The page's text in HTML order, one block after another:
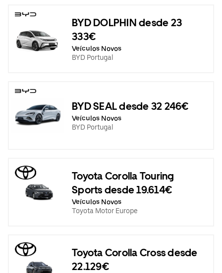
BYD DOLPHIN desde 23
333€
Veículos Novos
BYD Portugal
BYD SEAL desde 32 246€
Veículos Novos
BYD Portugal
Toyota Corolla Touring
Sports desde 19.614€
Veículos Novos
Toyota Motor Europe
Toyota Corolla Cross desde
22.129€